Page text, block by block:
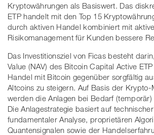
Kryptowährungen als Basiswert. Das
ETP handelt mit den Top 15
durch aktiven Handel kombiniert mit
Risikomanagement für Kunden bessere
Das Investitionsziel von Ficas besteht
Value (NAV) des Bitcoin Capital Active
Handel mit Bitcoin gegenüber sorgfältig
Altcoins zu steigern. Auf Basis der
werden die Anlagen bei Bedarf
Die Anlagestrategie basiert auf
fundamentaler Analyse, proprietären
Quantensignalen sowie der